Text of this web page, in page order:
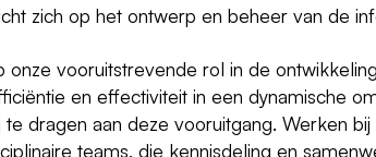
zich op het ontwerp en beheer van de
onze vooruitstrevende rol in de
en effectiviteit in een dynamische
dragen aan deze vooruitgang. Werken
teams, die kennisdeling en